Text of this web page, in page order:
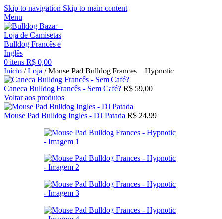
Skip to navigation Skip to main content
Menu
0 itens R$ 0,00
Início /Loja /Mouse Pad Bulldog Frances – Hypnotic
Caneca Bulldog Francês - Sem Café? R$ 59,00
Voltar aos produtos
Mouse Pad Bulldog Ingles - DJ Patada R$ 24,99